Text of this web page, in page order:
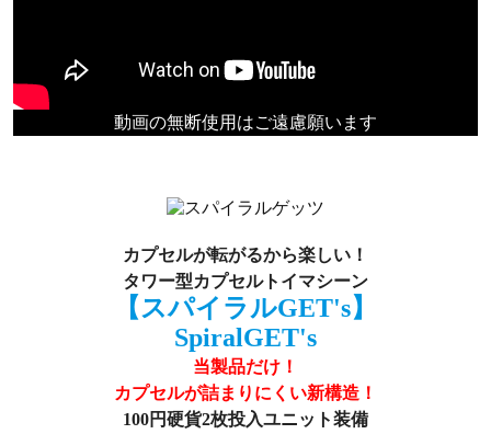
動画の無断使用はご遠慮願います
カプセルが転がるから楽しい！
タワー型カプセルトイマシーン
【スパイラルGET's】
SpiralGET's
当製品だけ！
カプセルが詰まりにくい新構造！
100円硬貨2枚投入ユニット装備